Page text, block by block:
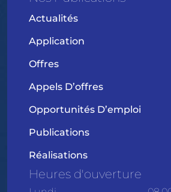
Actualités
Application
Offres
Appels D’offres
Opportunités D’emploi
Publications
Réalisations
Heures d'ouverture